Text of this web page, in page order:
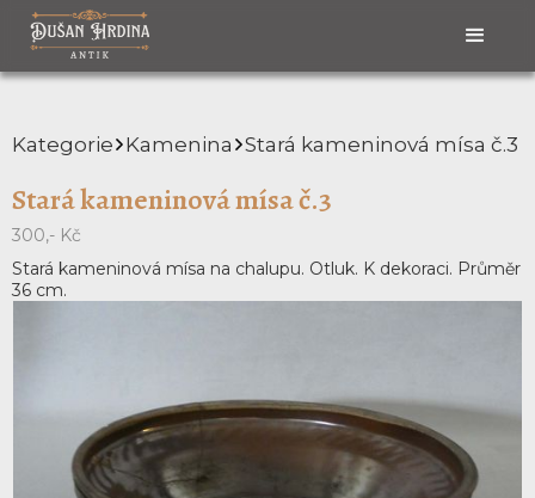
Kategorie Kamenina Stará kameninová mísa č.3
Stará kameninová mísa č.3
300,- Kč
Stará kameninová mísa na chalupu. Otluk. K dekoraci. Průměr
36 cm.